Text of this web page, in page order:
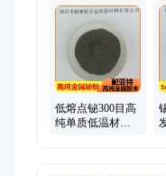
粉、金属铬粉、金属铝
属铜粉、金属锡粉、金
粉、金属铜粒、金属镍
秸秆还添加刀片、碳钢
低熔点铋300目高
纯单质低温材料